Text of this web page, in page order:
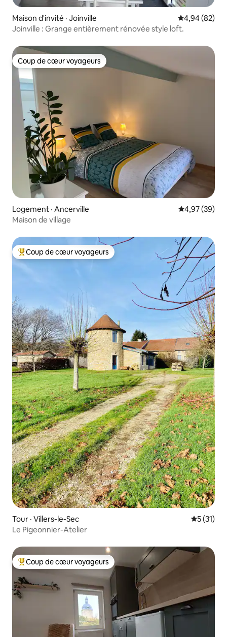
Maison d'invité · Joinville Note
4,94 (82)
Joinville : Grange entièrement rénovée style loft.
Coup de cœur voyageurs
Coup de cœur voyageurs
Logement · Ancerville Note
4,97 (39)
Maison de village
Coup de cœur voyageurs parmi les plus aimés
Coup de cœur voyageurs
Tour · Villers-le-Sec Note
5 (31)
Le Pigeonnier-Atelier
Coup de cœur voyageurs parmi les plus aimés
Coup de cœur voyageurs